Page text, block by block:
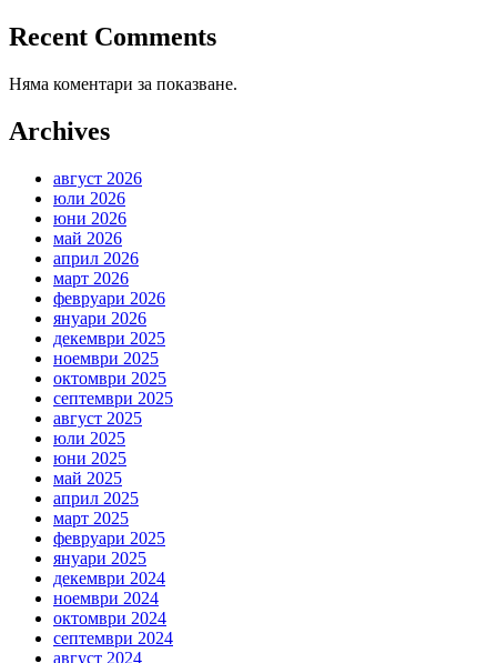
Recent Comments
Няма коментари за показване.
Archives
август 2026
юли 2026
юни 2026
май 2026
април 2026
март 2026
февруари 2026
януари 2026
декември 2025
ноември 2025
октомври 2025
септември 2025
август 2025
юли 2025
юни 2025
май 2025
април 2025
март 2025
февруари 2025
януари 2025
декември 2024
ноември 2024
октомври 2024
септември 2024
август 2024